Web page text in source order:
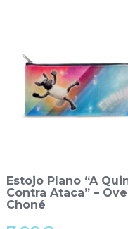
Estojo Plano “A
Contra Ataca” –
Choné